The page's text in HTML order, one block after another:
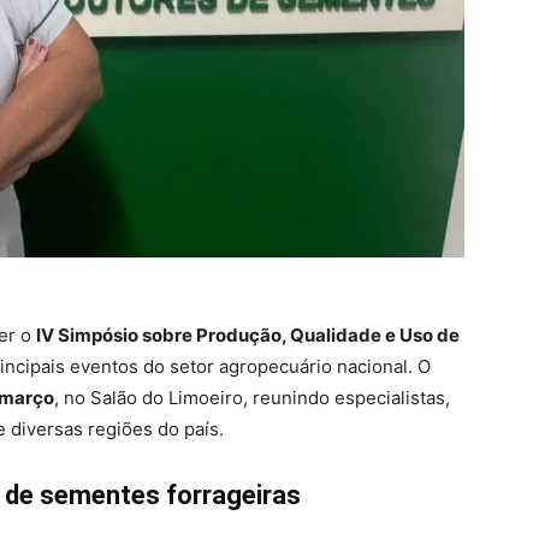
o IV Simpósio sobre Produção, Qualidade e Uso de
eventos do setor agropecuário nacional. O
, no Salão do Limoeiro, reunindo especialistas,
regiões do país.
sementes forrageiras